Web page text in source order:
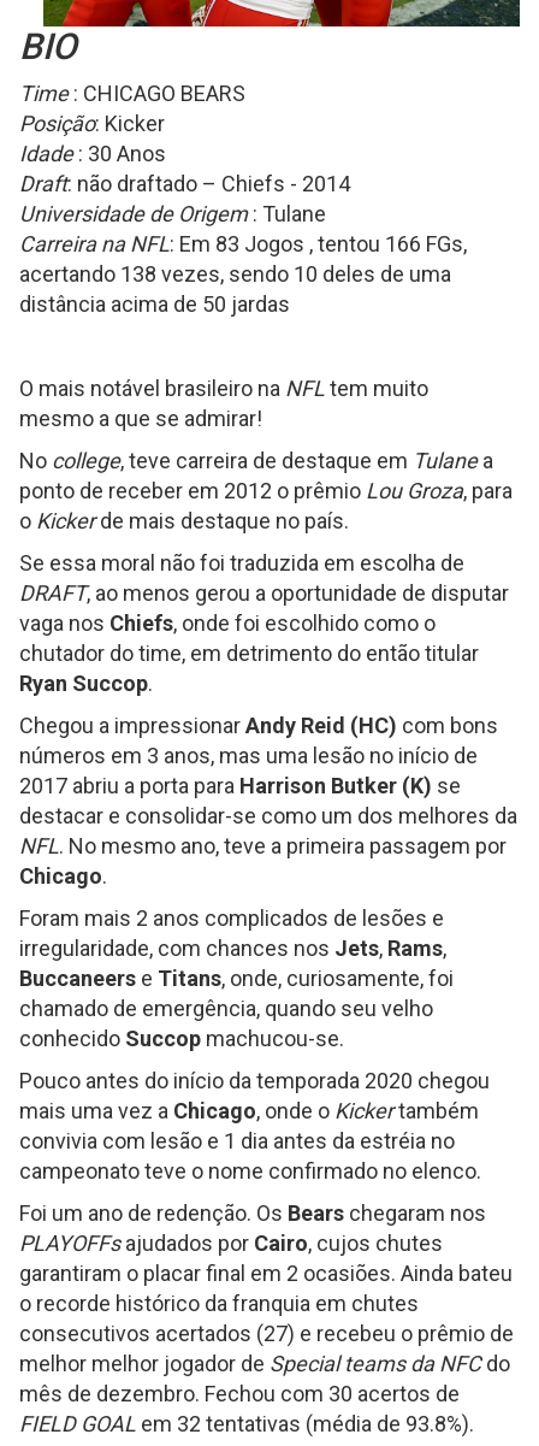
BIO
Time: CHICAGO BEARS
Posição: Kicker
Idade: 30 Anos
Draft: não draftado – Chiefs - 2014
Universidade de Origem: Tulane
Carreira na NFL: Em 83 Jogos , tentou 166 FGs,
acertando 138 vezes, sendo 10 deles de uma
distância acima de 50 jardas
O mais notável brasileiro na NFLtem muito
mesmo a que se admirar!
No college, teve carreira de destaque em Tulanea
ponto de receber em 2012 o prêmio Lou Groza, para
o Kickerde mais destaque no país.
Se essa moral não foi traduzida em escolha de
DRAFT, ao menos gerou a oportunidade de disputar
vaga nos Chiefs, onde foi escolhido como o
chutador do time, em detrimento do então titular
Ryan Succop.
Chegou a impressionarAndy Reid (HC) com bons
números em 3 anos, mas uma lesão no início de
2017 abriu a porta para Harrison Butker (K) se
destacar e consolidar-se como um dos melhores da
NFL. No mesmo ano, teve a primeira passagem por
Chicago.
Foram mais 2 anos complicados de lesões e
irregularidade, com chances nos Jets, Rams,
Buccaneers e Titans, onde, curiosamente, foi
chamado de emergência, quando seu velho
conhecido Succop machucou-se.
Pouco antes do início da temporada 2020 chegou
mais uma vez a Chicago, onde o Kickertambém
convivia com lesão e 1 dia antes da estréia no
campeonato teve o nome confirmado no elenco.
Foi um ano de redenção. Os Bears chegaram nos
PLAYOFFsajudados por Cairo, cujos chutes
garantiram o placar final em 2 ocasiões. Ainda bateu
o recorde histórico da franquia em chutes
consecutivos acertados (27) e recebeu o prêmio de
melhor melhor jogador de Special teams da NFCdo
mês de dezembro. Fechou com 30 acertos de
FIELD GOAL em 32 tentativas (média de 93.8%).